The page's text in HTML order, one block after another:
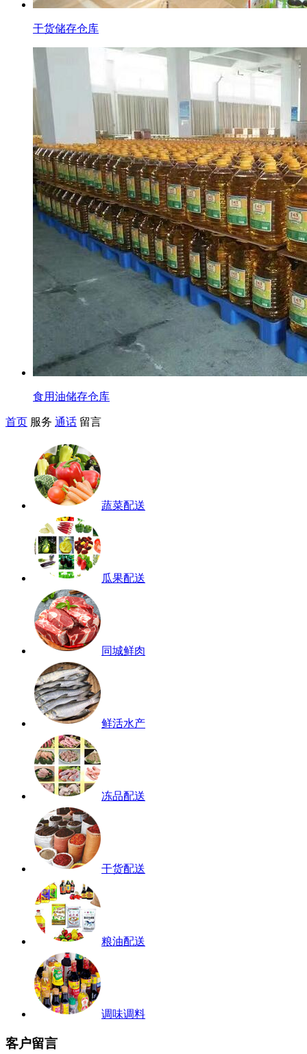
干货储存仓库
食用油储存仓库
首页 服务 通话 留言
蔬菜配送
瓜果配送
同城鲜肉
鲜活水产
冻品配送
干货配送
粮油配送
调味调料
客户留言